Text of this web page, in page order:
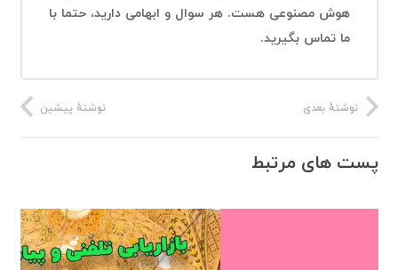
هوش مصنوعی هست. هر سوال و ابهامی دارید، حتما با
ما تماس بگیرید.
نوشتهٔ پیشین نوشتهٔ بعدی
پست های مرتبط